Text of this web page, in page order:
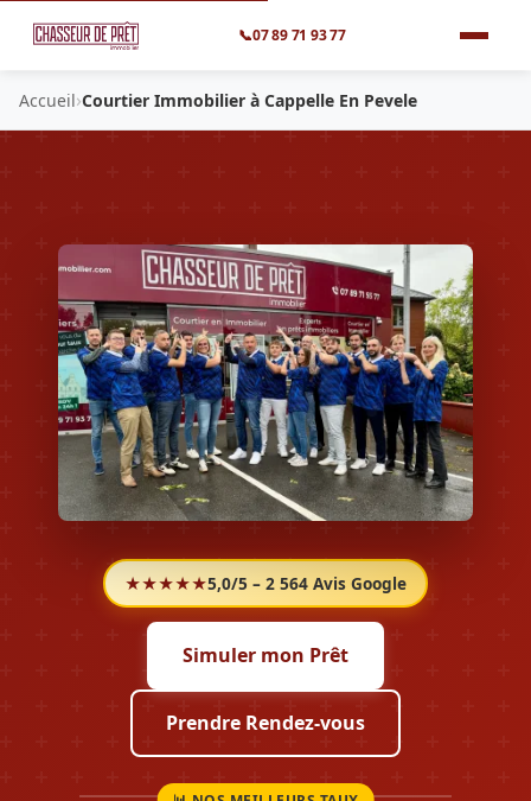
📞07 89 71 93 77
Accueil›Courtier Immobilier à Cappelle En Pevele
★★★★★5,0/5 – 2 564 Avis Google
Simuler mon Prêt
Prendre Rendez-vous